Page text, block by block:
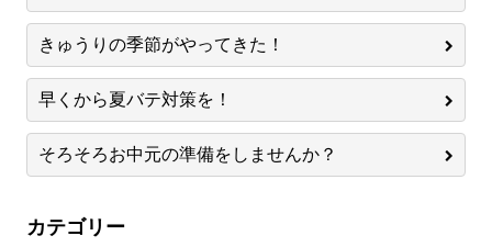
きゅうりの季節がやってきた！
早くから夏バテ対策を！
そろそろお中元の準備をしませんか？
カテゴリー